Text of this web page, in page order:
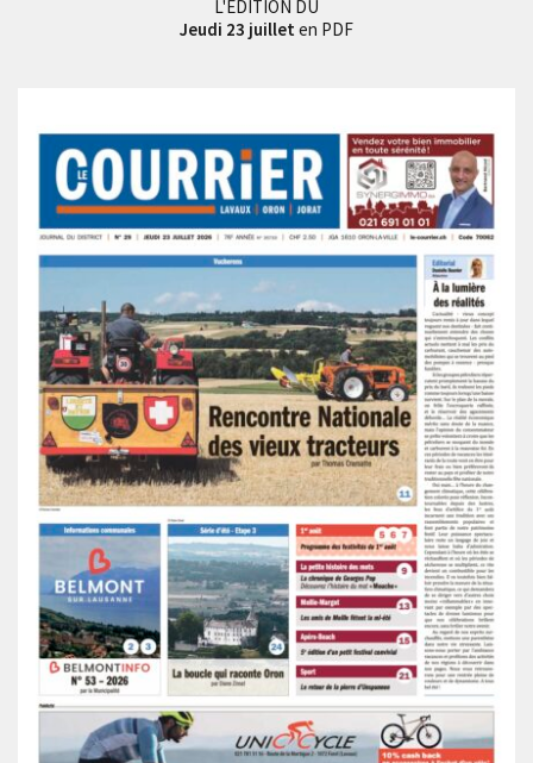
L'EDITION DU
Jeudi 23 juillet en PDF